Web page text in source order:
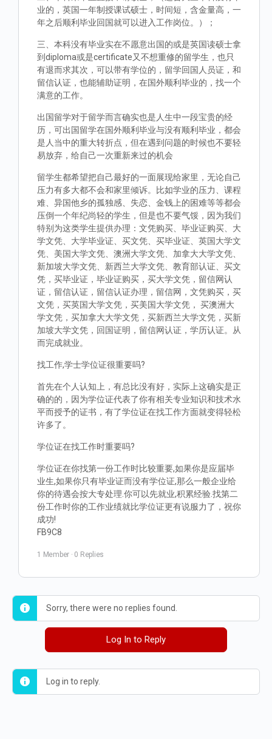
业的，英国一年制授课试硕士，时间短，含金量高，一
年之后顺利毕业回国就可以进入工作岗位。）；
三、本科没有毕业实在不愿意出国的或是英国读硕士拿
到diploma或是certificate又不想重修的留学生，也只
有退而求其次，可以带有学位的，留学回国人员证，和
留信认证，也能辅助证明，在国外顺利毕业的，找一个
满意的工作。
出国留学对于留学而言确实也是人生中一段宝贵的经
历，可出国留学在国外顺利毕业与没有顺利毕业，都会
是人当中的重大转折点，但在遇到问题的时候也不要轻
易放弃，给自己一次重新来过的机会
留学生都希望把自己最好的一面展现给家里，无论自己
压力有多大都不会和家里倾诉。比如学业的压力、课程
难、异国他乡的孤独感、失恋、金钱上的困难等等都会
压倒一个年纪尚轻的学生，但是也不要气馁，因为我们
特别为这类学生提供办理：文凭购买、毕业证购买、大
学文凭、大学毕业证、买文凭、买毕业证、英国大学文
凭、美国大学文凭、澳洲大学文凭、加拿大大学文凭、
新加坡大学文凭、新西兰大学文凭、教育部认证、买文
凭，买毕业证，毕业证购买，买大学文凭，留信网认
证，留信认证，留信认证办理，留信网，文凭购买，买
文凭，买英国大学文凭，买美国大学文凭， 买澳洲大
学文凭，买加拿大大学文凭，买新西兰大学文凭，买新
加坡大学文凭，回国证明，留信网认证，学历认证。从
而完成就业。
找工作,学士学位证很重要吗?
首先在个人认知上，有总比没有好，实际上这确实是正
确的的，因为学位证代表了你有相关专业知识和技术水
平而授予的证书，有了学位证在找工作方面就变得轻松
许多了。
学位证在找工作时重要吗?
学位证在你找第一份工作时比较重要,如果你是应届毕
业生,如果你只有毕业证而没有学位证,那么一般企业给
你的待遇会按大专处理.你可以先就业,积累经验.找第二
份工作时你的工作业绩就比学位证更有说服力了，祝你
成功!
FB9C8
1 Member · 0 Replies
Sorry, there were no replies found.
Log In to Reply
Log in to reply.